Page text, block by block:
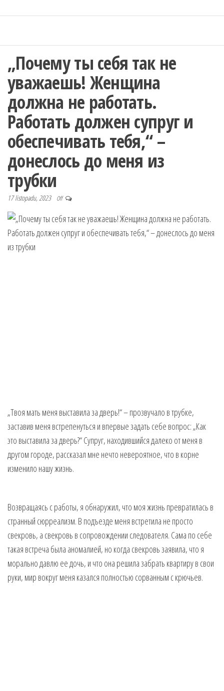
„Почему ты себя так не
уважаешь! Женщина
должна не работать.
Работать должен супруг и
обеспечивать тебя,“ –
донеслось до меня из
трубки
17 listopadu, 2023 Off
„Твоя мать меня выставила за дверь!“ – прозвучало в трубке,
заставив меня встрепенуться и впервые задать себе вопрос: „Как
это выставила за дверь?“ Супруг, находившийся далеко от меня в
другом городе, рассказал мне нечто невероятное, что в корне
изменило нашу жизнь.
Возвращаясь с работы, я обнаружил, что моя жизнь превратилась в
странный сюрреализм. В подъезде меня встретила не просто
свекровь, а свекровь в сопровождении следователя. Сама по себе
такая встреча была аномалией, но когда свекровь заявила, что я
морально давлю ее дочь, и что она решила забрать квартиру в свои
руки, мир вокруг меня казался полностью сорванным с крючьев.